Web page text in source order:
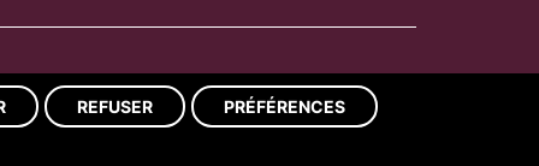
REFUSER PRÉFÉRENCES
Réalisation du site : ads-COM